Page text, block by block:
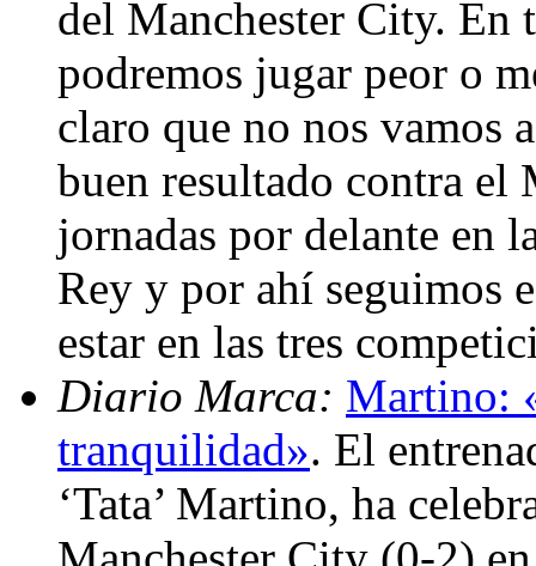
del Manchester City. En
podremos jugar peor o
claro que no nos vamos
buen resultado contra el
jornadas por delante en
Rey y por ahí seguimos
estar en las tres
Diario Marca: Martino:
tranquilidad». El
‘Tata’ Martino, ha